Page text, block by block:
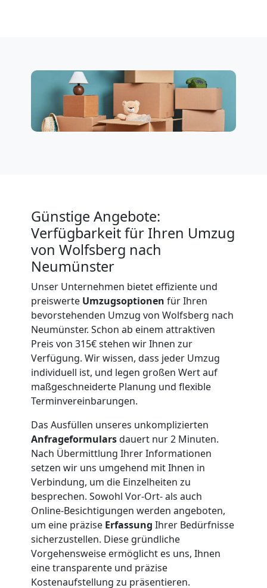
Günstige Angebote:
Verfügbarkeit für Ihren Umzug
von Wolfsberg nach
Neumünster
Unser Unternehmen bietet effiziente und
preiswerte Umzugsoptionen für Ihren
bevorstehenden Umzug von Wolfsberg nach
Neumünster. Schon ab einem attraktiven
Preis von 315€ stehen wir Ihnen zur
Verfügung. Wir wissen, dass jeder Umzug
individuell ist, und legen großen Wert auf
maßgeschneiderte Planung und flexible
Terminvereinbarungen.
Das Ausfüllen unseres unkomplizierten
Anfrageformularsdauert nur 2 Minuten.
Nach Übermittlung Ihrer Informationen
setzen wir uns umgehend mit Ihnen in
Verbindung, um die Einzelheiten zu
besprechen. Sowohl Vor-Ort- als auch
Online-Besichtigungen werden angeboten,
um eine präzise Erfassung Ihrer Bedürfnisse
sicherzustellen. Diese gründliche
Vorgehensweise ermöglicht es uns, Ihnen
eine transparente und präzise
Kostenaufstellung zu präsentieren.
International
Beiladung
Beiladung
International
Internationaler
Umzug
Nationaler
Umzug